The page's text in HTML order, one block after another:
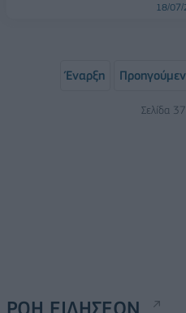
18/
Έναρξη
Σελίδα